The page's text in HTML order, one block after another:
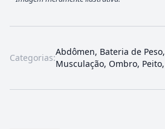
Categorias:
Abdômen, Bateria de Peso,
Musculação, Ombro, Peito,